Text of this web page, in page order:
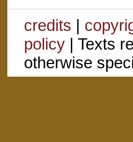
credits |
policy| Texts
otherwise